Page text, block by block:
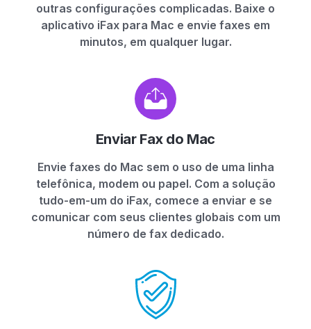
outras configurações complicadas. Baixe o
aplicativo iFax para Mac e envie faxes em
minutos, em qualquer lugar.
Enviar Fax do Mac
Envie faxes do Mac sem o uso de uma linha
telefônica, modem ou papel. Com a solução
tudo-em-um do iFax, comece a enviar e se
comunicar com seus clientes globais com um
número de fax dedicado.